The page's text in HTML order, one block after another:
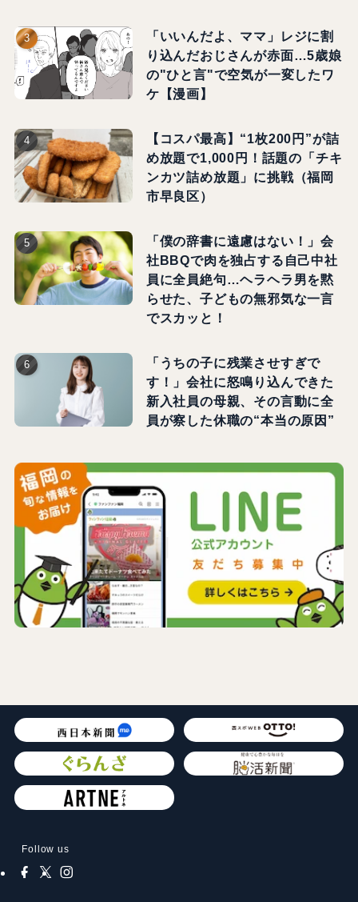
「いいんだよ、ママ」レジに割
り込んだおじさんが赤面…5歳娘
の"ひと言"で空気が一変したワ
ケ【漫画】
【コスパ最高】“1枚200円”が詰
め放題で1,000円！話題の「チキ
ンカツ詰め放題」に挑戦（福岡
市早良区）
「僕の辞書に遠慮はない！」会
社BBQで肉を独占する自己中社
員に全員絶句…ヘラヘラ男を黙
らせた、子どもの無邪気な一言
でスカッと！
「うちの子に残業させすぎで
す！」会社に怒鳴り込んできた
新入社員の母親、その言動に全
員が察した休職の“本当の原因”
Follow us